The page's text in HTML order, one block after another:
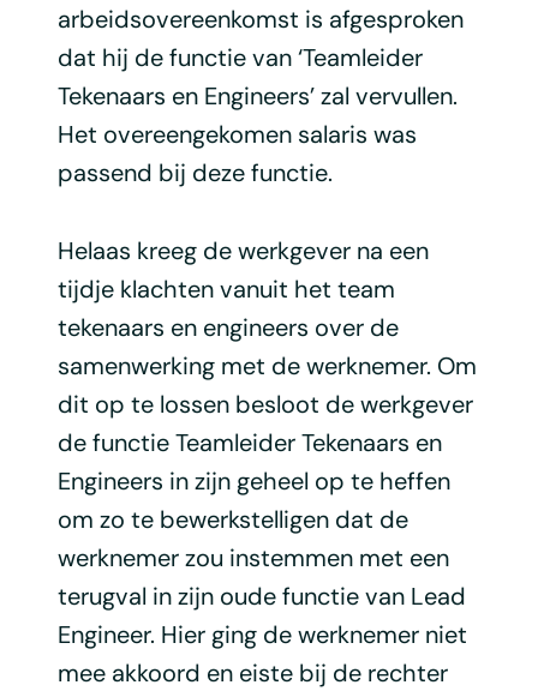
arbeidsovereenkomst is afgesproken
dat hij de functie van ‘Teamleider
Tekenaars en Engineers’ zal vervullen.
Het overeengekomen salaris was
passend bij deze functie.
Helaas kreeg de werkgever na een
tijdje klachten vanuit het team
tekenaars en engineers over de
samenwerking met de werknemer. Om
dit op te lossen besloot de werkgever
de functie Teamleider Tekenaars en
Engineers in zijn geheel op te heffen
om zo te bewerkstelligen dat de
werknemer zou instemmen met een
terugval in zijn oude functie van Lead
Engineer. Hier ging de werknemer niet
mee akkoord en eiste bij de rechter